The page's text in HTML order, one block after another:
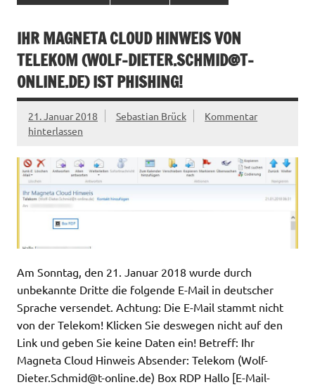
IHR MAGNETA CLOUD HINWEIS VON
TELEKOM (WOLF-DIETER.SCHMID@T-
ONLINE.DE) IST PHISHING!
21. Januar 2018 Sebastian Brück
Kommentar
hinterlassen
Am Sonntag, den 21. Januar 2018 wurde durch
unbekannte Dritte die folgende E-Mail in deutscher
Sprache versendet. Achtung: Die E-Mail stammt nicht
von der Telekom! Klicken Sie deswegen nicht auf den
Link und geben Sie keine Daten ein! Betreff: Ihr
Magneta Cloud Hinweis Absender: Telekom (Wolf-
Dieter.Schmid@t-online.de) Box RDP Hallo [E-Mail-